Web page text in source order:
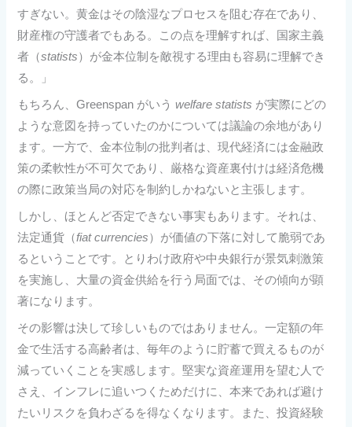
すぎない。黄金はその陰湿なプロセスを阻む存在であり、
財産権の守護者でもある。この点を理解すれば、国家主義
者（statists）が金本位制を敵視する理由も容易に理解でき
る。」
もちろん、Greenspan がいうwelfare statists が実際にどの
ような意図を持っていたのかについては議論の余地があり
ます。一方で、金本位制の批判者は、現代経済には金融政
策の柔軟性が不可欠であり、厳格な資産裏付けは経済危機
の際に政策当局の対応を制約しかねないと主張します。
しかし、ほとんど否定できない事実もあります。それは、
法定通貨（fiat currencies）が価値の下落に対して脆弱であ
るということです。とりわけ政府や中央銀行が景気刺激策
を実施し、大量の資金供給を行う局面では、その傾向が顕
著になります。
その影響は決して珍しいものではありません。一定額の年
金で生活する高齢者は、毎年のように貯蓄で買えるものが
減っていくことを実感します。堅実な資産運用を望む人で
さえ、インフレに追いつくためだけに、本来であれば避け
たいリスクを負わざるを得なくなります。また、投資経験